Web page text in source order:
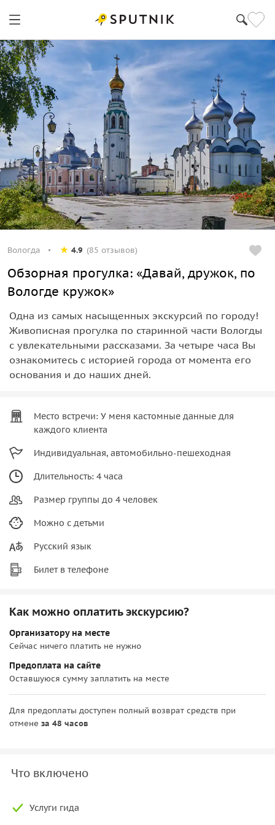
Вологда 4.9 (85 отзывов)
Обзорная прогулка: «Давай, дружок, по
Вологде кружок»
Одна из самых насыщенных экскурсий по городу!
Живописная прогулка по старинной части Вологды
с увлекательными рассказами. За четыре часа Вы
ознакомитесь с историей города от момента его
основания и до наших дней.
Место встречи: У меня кастомные данные для
каждого клиента
Индивидуальная, автомобильно-пешеходная
Длительность: 4 часа
Размер группы до 4 человек
Можно с детьми
Русский язык
Билет в телефоне
Как можно оплатить экскурсию?
Организатору на месте
Сейчас ничего платить не нужно
Предоплата на сайте
Оставшуюся сумму заплатить на месте
Для предоплаты доступен полный возврат средств при
отмене за 48 часов
Что включено
Услуги гида